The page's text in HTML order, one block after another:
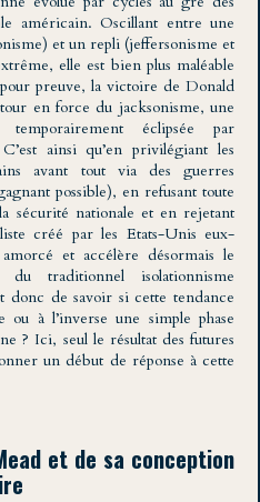
américain. Oscillant entre une
et un repli (jeffersonisme et
elle est bien plus maléable
preuve, la victoire de Donald
en force du jacksonisme, une
éclipsée par
ainsi qu’en privilégiant les
avant tout via des guerres
possible), en refusant toute
sécurité nationale et en rejetant
créé par les Etats-Unis eux-
et accélère désormais le
traditionnel isolationnisme
donc de savoir si cette tendance
à l’inverse une simple phase
? Ici, seul le résultat des futures
un début de réponse à cette
et de sa conception